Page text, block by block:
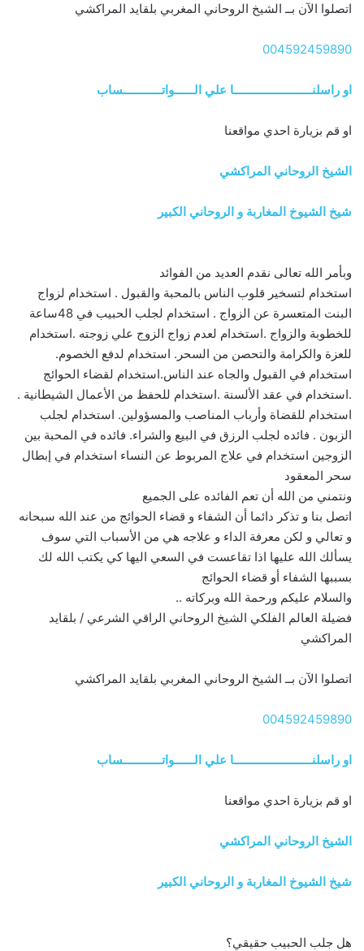
اتصلوا الآن بــ الشيخ الروحاني المغربي بلقايد المراكشي
004592459890
او راسلنــــــــــــــــــــــــا علي الــــــواتــــــــــــساب
او قم بزيارة احدي مواقعنا
الشيخ الروحاني المراكشي
شيخ الشيوخ المغاربة و الروحاني الكبير
وبأمر الله تعالى نقدم العديد من الفوائد
استخدام لتسخير قلوب الناس بالمحبة والقبول . استخدام لزواج
البنت المتعسرة عن الزواج . استخدام لجلب الحبيب في 48ساعة
للخطوبة والزواج .استخدام لعدم زواج الزوج علي زوجته .استخدام
للعزة والكرامة والتحصن من السحر. استخدام لدفع الخصوم.
استخدام في القبول والجاه عند الناس.استخدام لقضاء الحوائج
.استخدام في عقد الألسنة .استخدام للحفظ من الأعمال الشيطانية .
استخدام للقضاة وأرباب المناصب والمسؤولين. استخدام لجلب
الزبون . فائده لجلب الرزق في البيع والشراء. فائده في المحبة بين
الزوجين استخدام في علاج المربوط عن النساء استخدام في إبطال
سحر المعقود
ونتمني من الله أن تعم الفائده على الجميع
اتصل بنا و تذكر دائما أن الشفاء و قضاء الحوائج من عند الله سبحانه
و تعالي و لكن معرفة الداء و علاجه هي من الأسباب التي سوف
يسألك الله عليها اذا تقاعست في السعي اليها كي يكتب الله لك
بسببها الشفاء أو قضاء الحوائج
والسلام عليكم ورحمة الله وبركاته ..
فضيلة العالم الفلكي الشيخ الروحاني الراقي الشرعي / بلقايد
المراكشي
اتصلوا الآن بــ الشيخ الروحاني المغربي بلقايد المراكشي
004592459890
او راسلنــــــــــــــــــــــــا علي الــــــواتــــــــــــساب
او قم بزيارة احدي مواقعنا
الشيخ الروحاني المراكشي
شيخ الشيوخ المغاربة و الروحاني الكبير
هل جلب الحبيب حقيقي؟